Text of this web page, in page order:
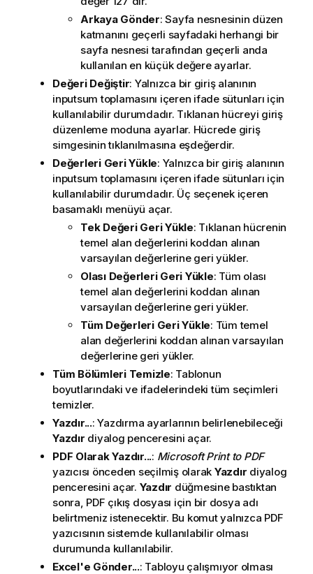
Arkaya Gönder: Sayfa nesnesinin düzen
katmanını geçerli sayfadaki herhangi bir
sayfa nesnesi tarafından geçerli anda
kullanılan en küçük değere ayarlar.
Değeri Değiştir: Yalnızca bir giriş alanının
inputsum toplamasını içeren ifade sütunları için
kullanılabilir durumdadır. Tıklanan hücreyi giriş
düzenleme moduna ayarlar. Hücrede giriş
simgesinin tıklanılmasına eşdeğerdir.
Değerleri Geri Yükle: Yalnızca bir giriş alanının
inputsum toplamasını içeren ifade sütunları için
kullanılabilir durumdadır. Üç seçenek içeren
basamaklı menüyü açar.
Tek Değeri Geri Yükle: Tıklanan hücrenin
temel alan değerlerini koddan alınan
varsayılan değerlerine geri yükler.
Olası Değerleri Geri Yükle: Tüm olası
temel alan değerlerini koddan alınan
varsayılan değerlerine geri yükler.
Tüm Değerleri Geri Yükle: Tüm temel
alan değerlerini koddan alınan varsayılan
değerlerine geri yükler.
Tüm Bölümleri Temizle: Tablonun
boyutlarındaki ve ifadelerindeki tüm seçimleri
temizler.
Yazdır...: Yazdırma ayarlarının belirlenebileceği
Yazdır diyalog penceresini açar.
PDF Olarak Yazdır...: Microsoft Print to PDF
yazıcısı önceden seçilmiş olarak Yazdır diyalog
penceresini açar. Yazdır düğmesine bastıktan
sonra, PDF çıkış dosyası için bir dosya adı
belirtmeniz istenecektir. Bu komut yalnızca PDF
yazıcısının sistemde kullanılabilir olması
durumunda kullanılabilir.
Excel'e Gönder...: Tabloyu çalışmıyor olması